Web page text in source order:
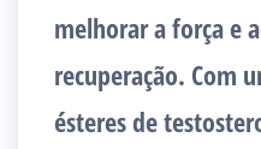
melhorar a força e
recuperação. Com
ésteres de